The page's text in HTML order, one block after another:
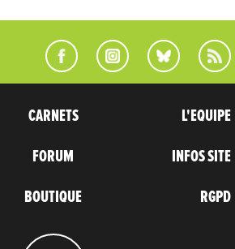
CARNETS
FORUM
BOUTIQUE
L'EQUIPE
INFOS SITE
RGPD